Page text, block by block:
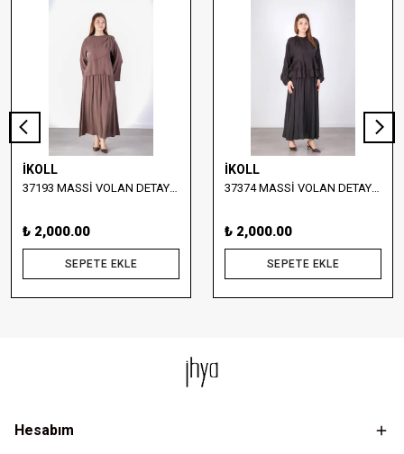
İKOLL
37193 MASSİ VOLAN DETAYLI BLUZ VE ETEK TAKIM
₺ 2,000.00
SEPETE EKLE
İKOLL
37374 MASSİ VOLAN DETAYLI BLUZ VE UZUN ETEK TAKIM
₺ 2,000.00
SEPETE EKLE
Hesabım